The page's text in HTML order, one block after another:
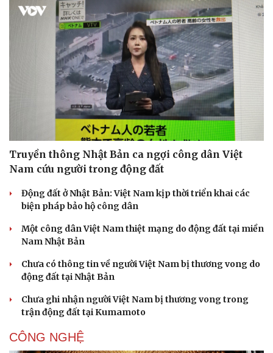
Truyền thông Nhật Bản ca ngợi công dân Việt
Nam cứu người trong động đất
Động đất ở Nhật Bản: Việt Nam kịp thời triển khai các
biện pháp bảo hộ công dân
Một công dân Việt Nam thiệt mạng do động đất tại miền
Nam Nhật Bản
Chưa có thông tin về người Việt Nam bị thương vong do
động đất tại Nhật Bản
Chưa ghi nhận người Việt Nam bị thương vong trong
trận động đất tại Kumamoto
CÔNG NGHỆ